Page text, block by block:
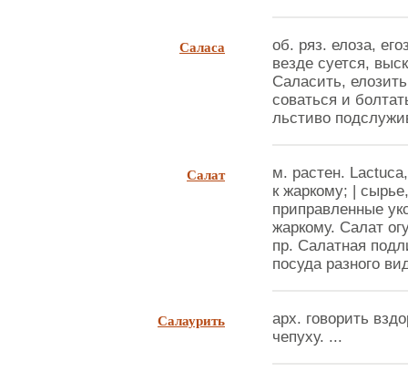
Саласа
об. ряз. елоза,
везде суется,
Саласить,
соваться и
льстиво
Салат
м. растен.
к жаркому; |
приправленные
жаркому. Салат
пр. Салатная
посуда разного
Салаурить
арх. говорить
чепуху. ...